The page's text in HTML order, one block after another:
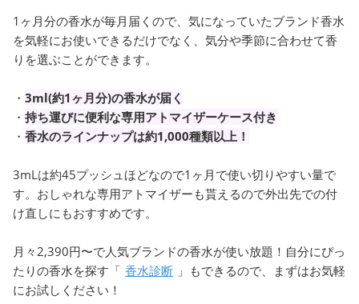
1ヶ月分の香水が毎月届くので、気になっていたブランド香水
を気軽にお使いできるだけでなく、気分や季節に合わせて香
りを選ぶことができます。
・ 3ml(約1ヶ月分)の香水が届く
・ 持ち運びに便利な専用アトマイザーケース付き
・ 香水のラインナップは約1,000種類以上！
3mLは約45プッシュほどなので1ヶ月で使い切りやすい量で
す。おしゃれな専用アトマイザーも貰えるので外出先での付
け直しにもおすすめです。
月々2,390円〜で人気ブランドの香水が使い放題！自分にぴっ
たりの香水を探す「 香水診断 」もできるので、まずはお気軽
にお試しください！